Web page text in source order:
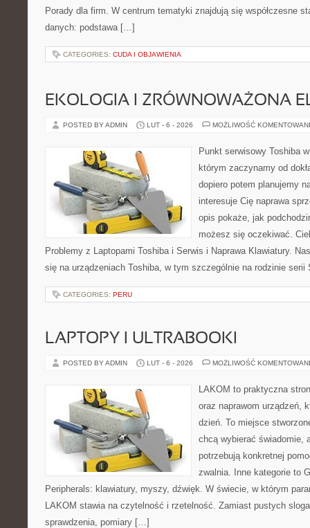
Porady dla firm. W centrum tematyki znajdują się współczesne
danych: podstawa […]
CATEGORIES: CUDA I OBJAWIENIA
EKOLOGIA I ZRÓWNOWAŻONA
POSTED BY ADMIN LUT - 6 - 2026 MOŻLIWOŚĆ
Punkt serwisowy Toshiba
którym zaczynamy od
dopiero potem planujemy
interesuje Cię naprawa
opis pokaże, jak
możesz się oczekiwać.
Problemy z Laptopami Toshiba i Serwis i Naprawa Klawiatury.
się na urządzeniach Toshiba, w tym szczególnie na rodzinie
CATEGORIES: PERU
LAPTOPY I ULTRABOOKI
POSTED BY ADMIN LUT - 6 - 2026 MOŻLIWOŚĆ
LAKOM to praktyczna
oraz naprawom urządzeń,
dzień. To miejsce
chcą wybierać świadomie,
potrzebują konkretnej
zwalnia. Inne kategorie to
Peripherals: klawiatury, myszy, dźwięk. W świecie, w którym
LAKOM stawia na czytelność i rzetelność. Zamiast pustych
sprawdzenia, pomiary […]